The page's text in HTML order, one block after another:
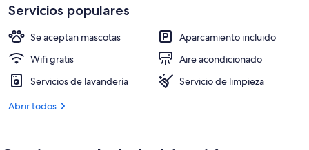
Suite, 1 habitación | Espacio para
Servicios populares
Se aceptan mascotas
Aparcamiento incluido
Wifi gratis
Aire acondicionado
Servicios de lavandería
Servicio de limpieza
Abrir todos